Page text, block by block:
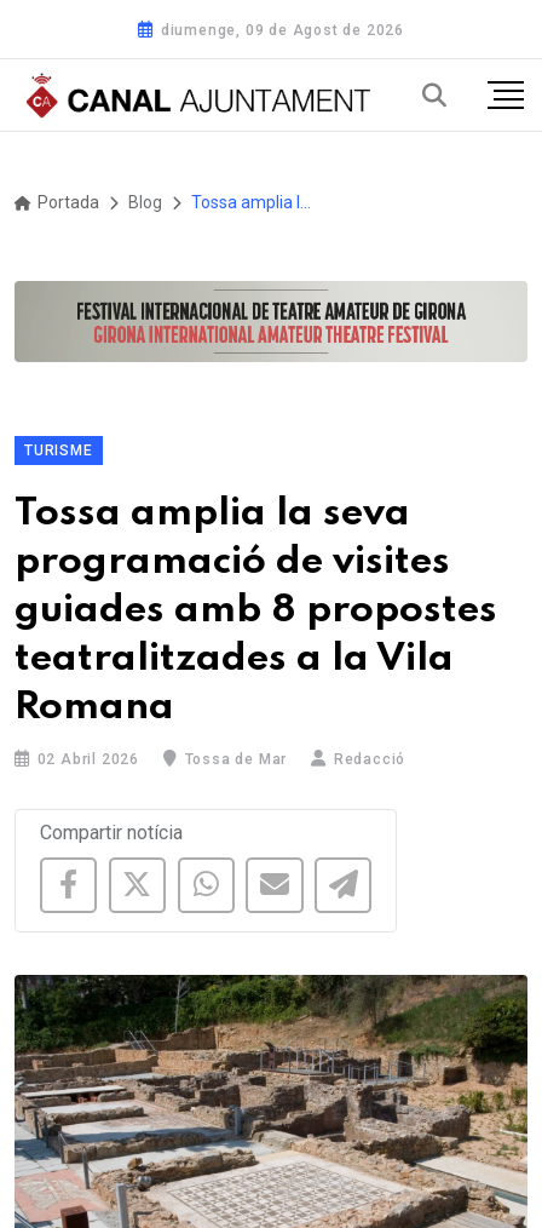
diumenge, 09 de Agost de 2026
Portada Blog
TURISME
Tossa amplia la seva
programació de visites
guiades amb 8 propostes
teatralitzades a la Vila
Romana
02 Abril 2026 Tossa de Mar Redacció
Compartir notícia